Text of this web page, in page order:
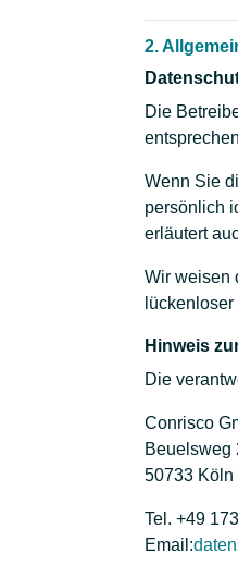
2.
Die
Wenn Sie
persönlich
erläutert
Wir weisen
Hinweis
Die
Conrisco
Beuelsweg
50733 Köln
Tel. +49
Email: